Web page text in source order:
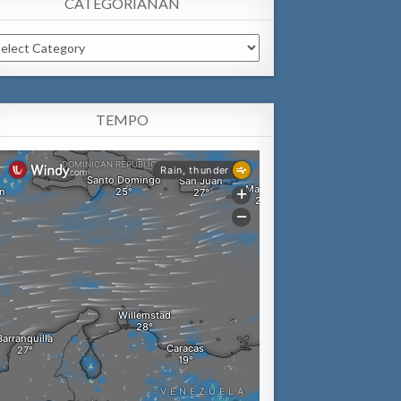
CATEGORIANAN
TEMPO